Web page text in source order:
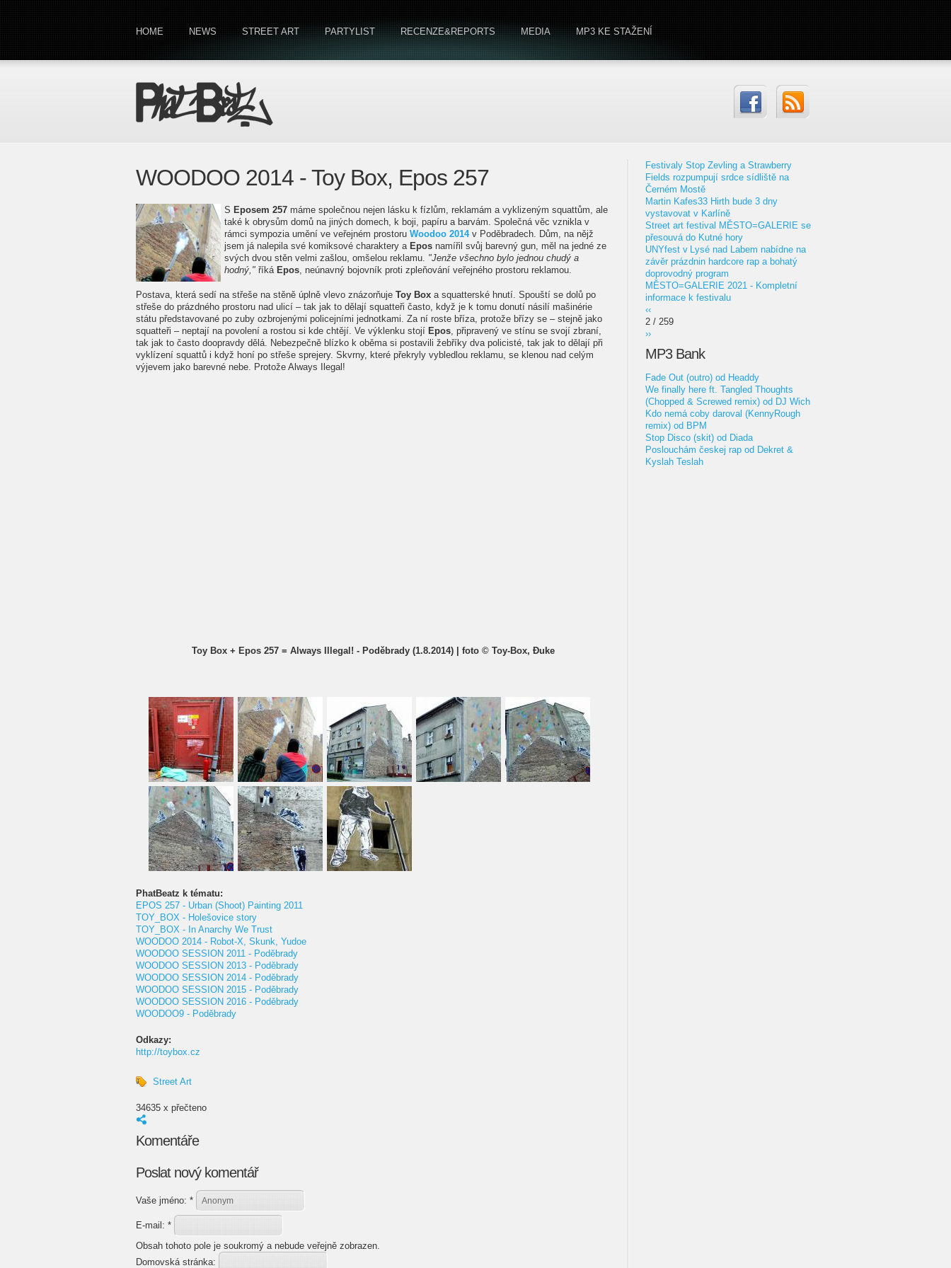
HOME NEWS STREET ART PARTYLIST RECENZE&REPORTS MEDIA MP3 KE STAŽENÍ
WOODOO 2014 - Toy Box, Epos 257
S Eposem 257 máme společnou nejen lásku k fízlům, reklamám a vyklizeným squattům, ale
také k obrysům domů na jiných domech, k boji, papíru a barvám. Společná věc vznikla v
rámci sympozia umění ve veřejném prostoru Woodoo 2014v Poděbradech. Dům, na nějž
jsem já nalepila své komiksové charaktery a Epos namířil svůj barevný gun, měl na jedné ze
svých dvou stěn velmi zašlou, omšelou reklamu. "Jenže všechno bylo jednou chudý a
hodný," říká Epos, neúnavný bojovník proti zpleňování veřejného prostoru reklamou.
Postava, která sedí na střeše na stěně úplně vlevo znázorňuje Toy Box a squatterské hnutí. Spouští se dolů po
střeše do prázdného prostoru nad ulicí – tak jak to dělají squatteři často, když je k tomu donutí násilí mašinérie
státu představované po zuby ozbrojenými policejními jednotkami. Za ní roste bříza, protože břízy se – stejně jako
squatteři – neptají na povolení a rostou si kde chtějí. Ve výklenku stojí Epos, připravený ve stínu se svojí zbraní,
tak jak to často doopravdy dělá. Nebezpečně blízko k oběma si postavili žebříky dva policisté, tak jak to dělají při
vyklízení squattů i když honí po střeše sprejery. Skvrny, které překryly vybledlou reklamu, se klenou nad celým
výjevem jako barevné nebe. Protože Always Ilegal!
Toy Box + Epos 257 = Always Illegal! - Poděbrady (1.8.2014) | foto © Toy-Box, Đuke
PhatBeatz k tématu:
EPOS 257 - Urban (Shoot) Painting 2011
TOY_BOX - Holešovice story
TOY_BOX - In Anarchy We Trust
WOODOO 2014 - Robot-X, Skunk, Yudoe
WOODOO SESSION 2011 - Poděbrady
WOODOO SESSION 2013 - Poděbrady
WOODOO SESSION 2014 - Poděbrady
WOODOO SESSION 2015 - Poděbrady
WOODOO SESSION 2016 - Poděbrady
WOODOO9 - Poděbrady
Odkazy:
http://toybox.cz
Street Art
34635 x přečteno
Komentáře
Poslat nový komentář
Vaše jméno: *
E-mail: *
Obsah tohoto pole je soukromý a nebude veřejně zobrazen.
Domovská stránka:
Festivaly Stop Zevling a Strawberry
Fields rozpumpují srdce sídliště na
Černém Mostě
Martin Kafes33 Hirth bude 3 dny
vystavovat v Karlíně
Street art festival MĚSTO=GALERIE se
přesouvá do Kutné hory
UNYfest v Lysé nad Labem nabídne na
závěr prázdnin hardcore rap a bohatý
doprovodný program
MĚSTO=GALERIE 2021 - Kompletní
informace k festivalu
‹‹
2 / 259
››
MP3 Bank
Fade Out (outro) od Headdy
We finally here ft. Tangled Thoughts
(Chopped & Screwed remix) od DJ Wich
Kdo nemá coby daroval (KennyRough
remix) od BPM
Stop Disco (skit) od Diada
Poslouchám českej rap od Dekret &
Kyslah Teslah